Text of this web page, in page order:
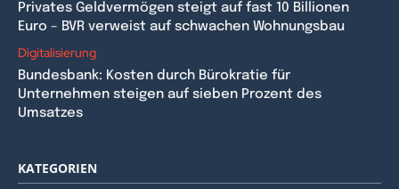
Privates Geldvermögen steigt auf fast 10 Billionen
Euro – BVR verweist auf schwachen Wohnungsbau
Digitalisierung
Bundesbank: Kosten durch Bürokratie für
Unternehmen steigen auf sieben Prozent des
Umsatzes
KATEGORIEN